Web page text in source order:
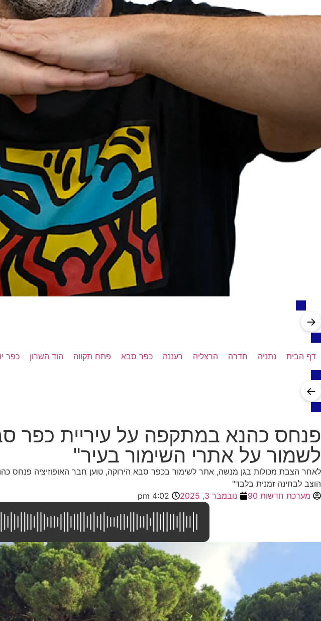
→
דף הבית נתניה חדרה הרצליה רעננה כפר סבא פתח תקווה הוד השרון כפר
←
פנחס כהנא במתקפה על עיריית כפר
לשמור על אתרי השימור בעיר"
לאחר הצבת מכולות בגן מנשה, אתר לשימור בכפר סבא הירוקה, טוען חבר האופוזיציה פנחס
הוצב לבחינה זמנית בלבד"
מערכת חדשות 90
נובמבר 3, 2025 4:02 pm